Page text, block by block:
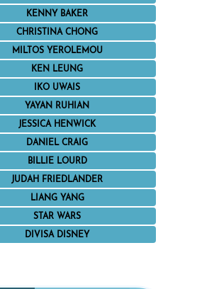
KENNY BAKER
CHRISTINA CHONG
MILTOS YEROLEMOU
KEN LEUNG
IKO UWAIS
YAYAN RUHIAN
JESSICA HENWICK
DANIEL CRAIG
BILLIE LOURD
JUDAH FRIEDLANDER
LIANG YANG
STAR WARS
DIVISA DISNEY